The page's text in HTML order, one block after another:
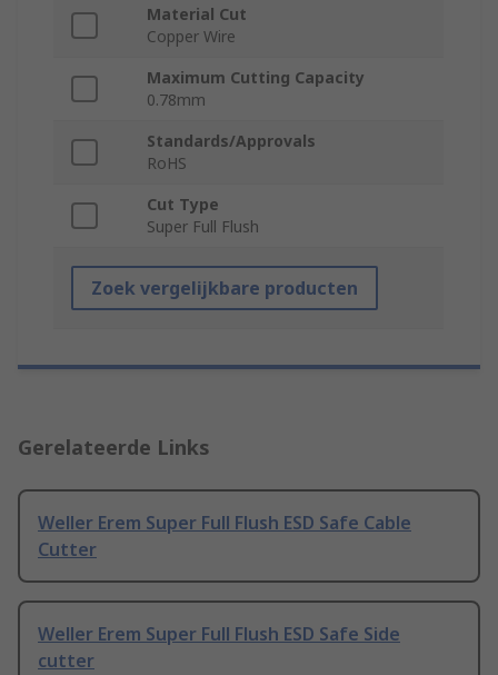
Material Cut
Copper Wire
Maximum Cutting Capacity
0.78mm
Standards/Approvals
RoHS
Cut Type
Super Full Flush
Zoek vergelijkbare producten
Gerelateerde Links
Weller Erem Super Full Flush ESD Safe Cable
Cutter
Weller Erem Super Full Flush ESD Safe Side
cutter